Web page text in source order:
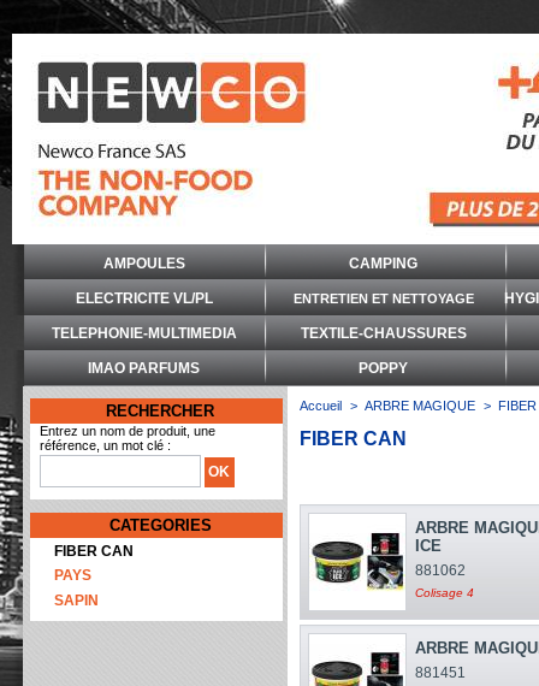
AMPOULES CAMPING
ELECTRICITE VL/PL ENTRETIEN ET NETTOYAGE
TELEPHONIE-MULTIMEDIA TEXTILE-CHAUSSURES
IMAO PARFUMS POPPY
RECHERCHER
Entrez un nom de produit, une
référence, un mot clé :
CATEGORIES
FIBER CAN
PAYS
SAPIN
Accueil > ARBRE MAGIQUE >
FIBER CAN
ARBRE
ICE
881062
Colisage 4
ARBRE
881451